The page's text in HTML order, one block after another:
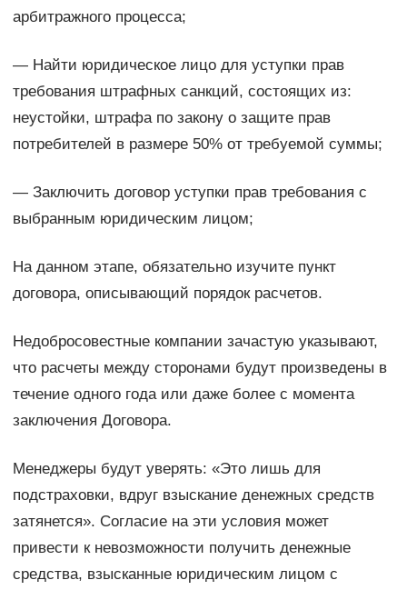
арбитражного процесса;
— Найти юридическое лицо для уступки прав
требования штрафных санкций, состоящих из:
неустойки, штрафа по закону о защите прав
потребителей в размере 50% от требуемой суммы;
— Заключить договор уступки прав требования с
выбранным юридическим лицом;
На данном этапе, обязательно изучите пункт
договора, описывающий порядок расчетов.
Недобросовестные компании зачастую указывают,
что расчеты между сторонами будут произведены в
течение одного года или даже более с момента
заключения Договора.
Менеджеры будут уверять: «Это лишь для
подстраховки, вдруг взыскание денежных средств
затянется». Согласие на эти условия может
привести к невозможности получить денежные
средства, взысканные юридическим лицом с